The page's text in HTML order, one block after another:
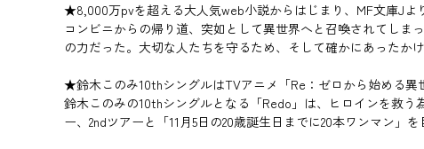
★8,000万pvを超える大人気web小説からはじまり、MF文庫J
コンビニからの帰り道、突如として異世界へと召喚されてし
の力だった。大切な人たちを守るため、そして確かにあった
★鈴木このみ10thシングルはTVアニメ「Re：ゼロから始める異
鈴木このみの10thシングルとなる「Redo」は、ヒロインを救
ー、2ndツアーと「11月5日の20歳誕生日までに20本ワンマン